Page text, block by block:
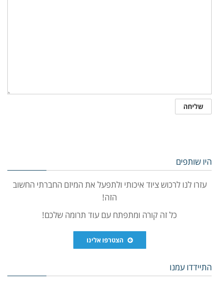
היו שותפים
עזרו לנו לרכוש ציוד איכותי ולתפעל את המיזם החברתי החשוב
הזה!
כל זה קורה ומתפתח עם עוד תרומה שלכם!
הצטרפו אלינו
התיידדו עמנו